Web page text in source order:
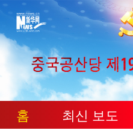
홈 최신 보도